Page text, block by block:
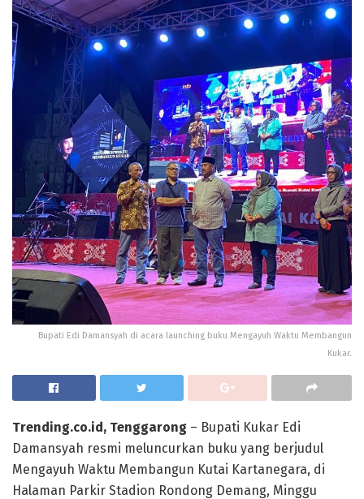
Bupati Edi Damansyah di acara launching buku Mengayuh Waktu Membangun
Kukar.
Trending.co.id, Tenggarong – Bupati Kukar Edi
Damansyah resmi meluncurkan buku yang berjudul
Mengayuh Waktu Membangun Kutai Kartanegara, di
Halaman Parkir Stadion Rondong Demang, Minggu